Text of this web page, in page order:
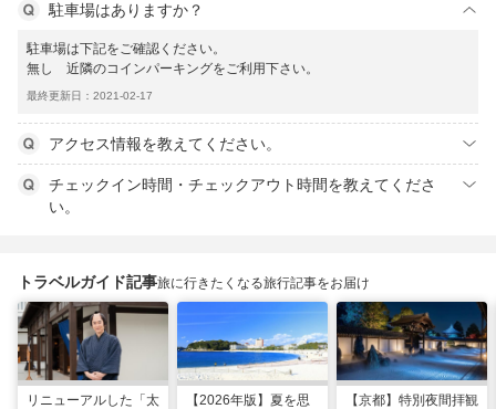
駐車場はありますか？
駐車場は下記をご確認ください。
無し 近隣のコインパーキングをご利用下さい。
最終更新日：2021-02-17
アクセス情報を教えてください。
チェックイン時間・チェックアウト時間を教えてくださ
い。
トラベルガイド記事旅に行きたくなる旅行記事をお届け
リニューアルした「太
【2026年版】夏を思
【京都】特別夜間拝観